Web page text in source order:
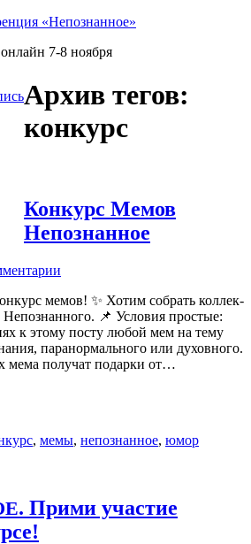
«Непознанное»
7-8 ноября
Архив тегов:
конкурс
Конкурс Мемов
Непознанное
мемов! ✨ Хотим собрать кол­лек­
📌 Усло­вия про­стые:
к это­му посту любой мем на тему
пара­нор­маль­но­го или духов­но­го.
мема полу­чат подар­ки от…
, мемы, непознанное, юмор
. Прими участие